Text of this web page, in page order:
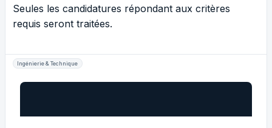
Seules les candidatures répondant aux critères
requis seront traitées.
Ingénierie & Technique